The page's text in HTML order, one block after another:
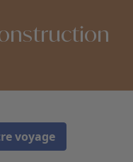
voyage
et co-